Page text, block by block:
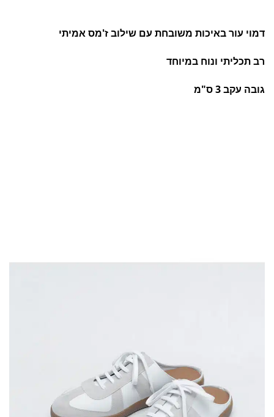
דמוי עור באיכות משובחת עם שילוב ז'מס אמיתי
רב תכליתי ונוח במיוחד
גובה עקב 3 ס"מ